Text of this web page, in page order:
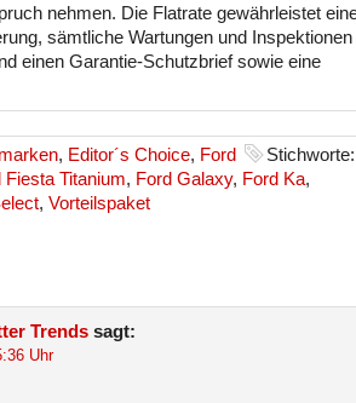
nehmen. Die Flatrate gewährleistet
sämtliche Wartungen und
einen Garantie-Schutzbrief sowie eine
, Editor´s Choice, Ford
Stichworte:
Fiesta Titanium, Ford Galaxy, Ford Ka,
, Vorteilspaket
Trends sagt:
Uhr